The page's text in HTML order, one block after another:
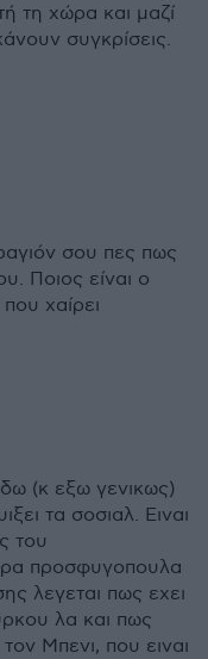
τη χώρα και μαζί
συγκρίσεις.
σου πες πως
Ποιος είναι ο
χαίρει
(κ εξω γενικως)
τα σοσιαλ. Ειναι
του
προσφυγοπουλα
λεγεται πως εχει
λα και πως
Μπενι, που ειναι